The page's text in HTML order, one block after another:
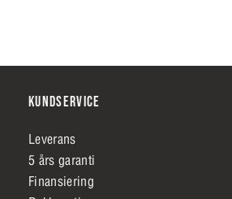
KUNDSERVICE
Leverans
5 års garanti
Finansiering